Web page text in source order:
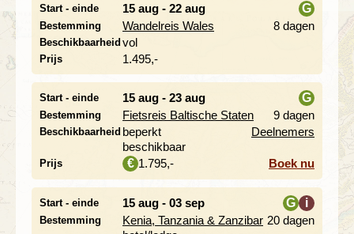
Start - einde 15 aug - 22 aug
Bestemming Wandelreis Wales
G
8 dagen
Beschikbaarheid vol
Prijs 1.495,-
Start - einde 15 aug - 23 aug
Bestemming Fietsreis Baltische Staten
G
9 dagen
Beschikbaarheid beperkt
beschikbaar
Deelnemers
Prijs € 1.795,- Boek nu
Start - einde 15 aug - 03 sep
Bestemming
Kenia, Tanzania & Zanzibar
G
i
20 dagen